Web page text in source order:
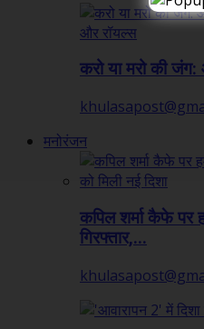
करो या मरो की
मनोरंजन
कपिल शर्मा कैफे पर
गिरफ्तार,...